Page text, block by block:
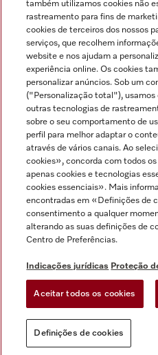
Indicações jurídicas
Condições gerais
Proteção de dados
Condições de utilização
Canal de Ética
Formulário de livre resolução
Miele no Instagram
Miele no Facebook
Miele no Youtube
também utilizamos cookies não
rastreamento para fins de
cookies de terceiros dos nossos
serviços, que recolhem
website e nos ajudam a
experiência online. Os cookies
personalizar anúncios. Sob um
("Personalização total"), usamos
outras tecnologias de
sobre o seu comportamento de
perfil para melhor adaptar o
através de vários canais. Ao
cookies», concorda com todos
apenas cookies e tecnologias
cookies essenciais». Mais
encontradas em «Definições de
consentimento a qualquer
alterando as suas definições de
Centro de Preferências.
Indicações jurídicas Proteção
Aceitar todos os cookies
Definições de cookies